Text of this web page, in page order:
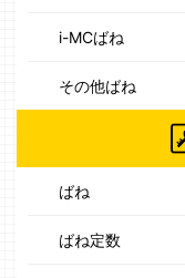
i-MCばね
その他ばね
ばね
ばね定数